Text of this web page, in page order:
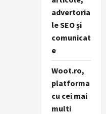
advertoria
le SEO și
comunicat
e
Woot.ro,
platforma
cu cei mai
multi